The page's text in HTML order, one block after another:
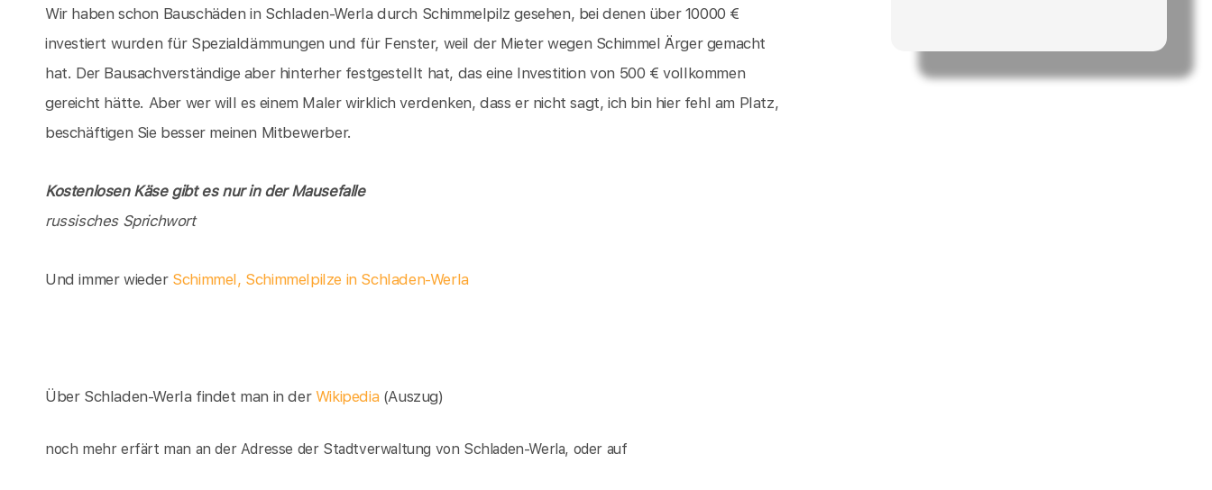
Wir haben schon Bauschäden in Schladen-Werla durch Schimmelpilz gesehen, bei denen über 10000 €
investiert wurden für Spezialdämmungen und für Fenster, weil der Mieter wegen Schimmel Ärger gemacht
hat. Der Bausachverständige aber hinterher festgestellt hat, das eine Investition von 500 € vollkommen
gereicht hätte. Aber wer will es einem Maler wirklich verdenken, dass er nicht sagt, ich bin hier fehl am Platz,
beschäftigen Sie besser meinen Mitbewerber.
Kostenlosen Käse gibt es nur in der Mausefalle
russisches Sprichwort
Und immer wieder Schimmel, Schimmelpilze in Schladen-Werla
Über Schladen-Werla findet man in der Wikipedia (Auszug)
noch mehr erfärt man an der Adresse der Stadtverwaltung von Schladen-Werla, oder auf